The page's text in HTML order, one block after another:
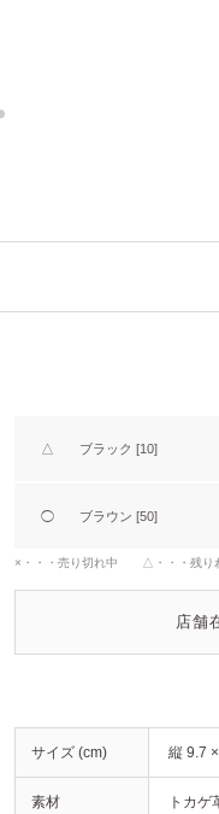
△ ブラック [10]
◯ ブラウン [50]
×・・・売り切れ中 △・・・残り
店舗
サイズ (cm) 縦 9.7
素材 トカゲ